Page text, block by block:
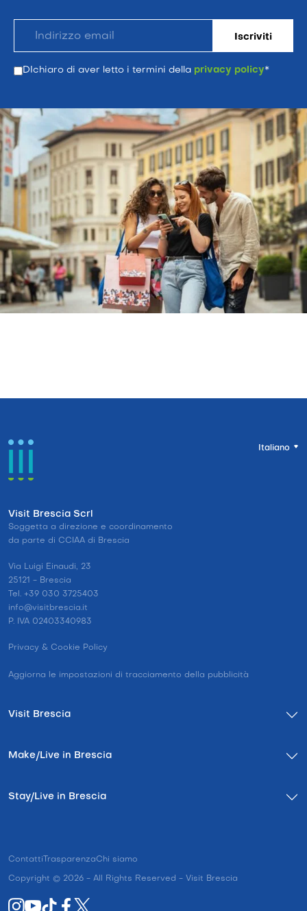
DIchiaro di aver letto i termini della privacy policy*
Italiano
Visit Brescia Scrl
Soggetta a direzione e coordinamento
da parte di CCIAA di Brescia
Via Luigi Einaudi, 23
25121 - Brescia
Tel. +39 030 3725403
info@visitbrescia.it
P. IVA 02403340983
Privacy & Cookie Policy
Aggiorna le impostazioni di tracciamento della pubblicità
Visit Brescia
Make/Live in Brescia
Stay/Live in Brescia
Contatti TrasparenzaChi siamo
Copyright © 2026 - All Rights Reserved - Visit Brescia